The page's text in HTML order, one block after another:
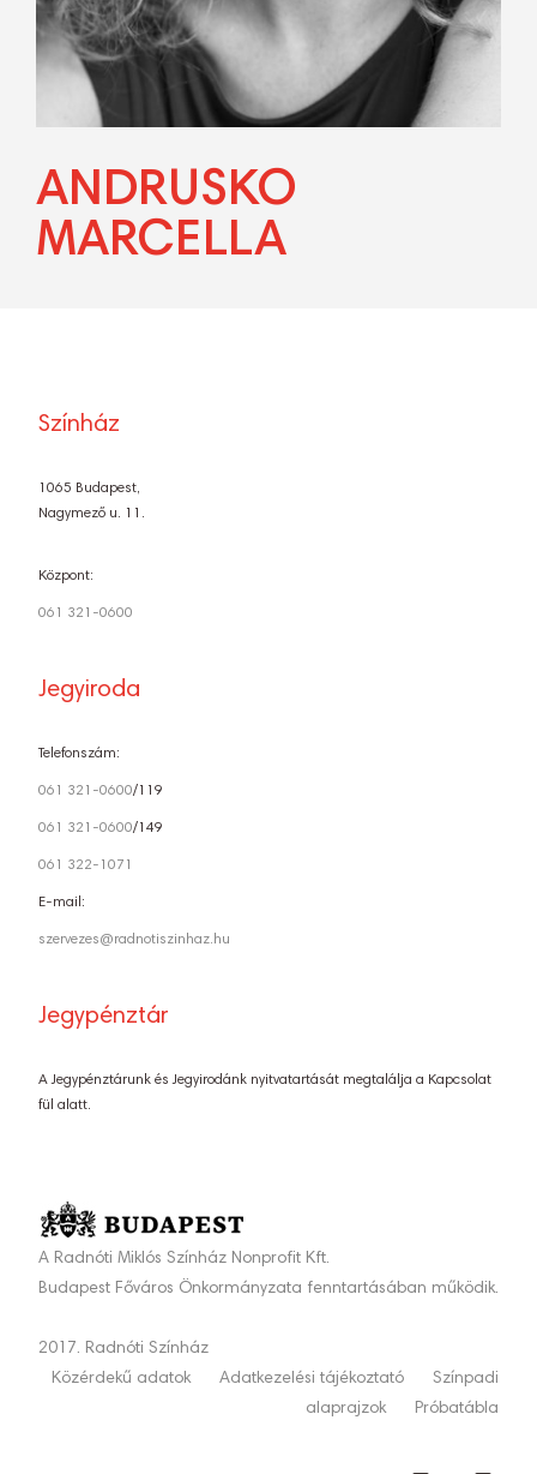
ANDRUSKO
MARCELLA
Színház
1065 Budapest,
Nagymező u. 11.
Központ:
061 321-0600
Jegyiroda
Telefonszám:
061 321-0600/119
061 321-0600/149
061 322-1071
E-mail:
szervezes@radnotiszinhaz.hu
Jegypénztár
A Jegypénztárunk és Jegyirodánk nyitvatartását megtalálja a Kapcsolat
fül alatt.
A Radnóti Miklós Színház Nonprofit Kft.
Budapest Főváros Önkormányzata fenntartásában működik.
2017. Radnóti Színház
Közérdekű adatok
Adatkezelési tájékoztató
Színpadi
alaprajzok
Próbatábla